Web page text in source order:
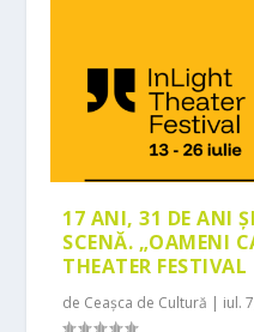
17 ANI, 31 DE ANI
SCENĂ. „OAMENI
THEATER FESTIVAL
de Ceașca de Cultură | iul.